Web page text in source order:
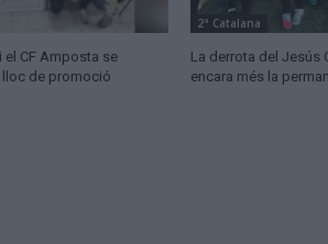
el CF Amposta se
lloc de promoció
2ª Catalana
La derrota del Jesús
encara més la